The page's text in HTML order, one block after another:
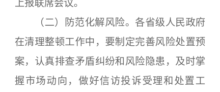
上报联席会议。
（二）防范化解风险。各省级人民政府
在清理整顿工作中，要制定完善风险处置预
案，认真排查矛盾纠纷和风险隐患，及时掌
握市场动向，做好信访投诉受理和处置工